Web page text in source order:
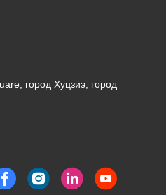
город Хуцзиэ, город